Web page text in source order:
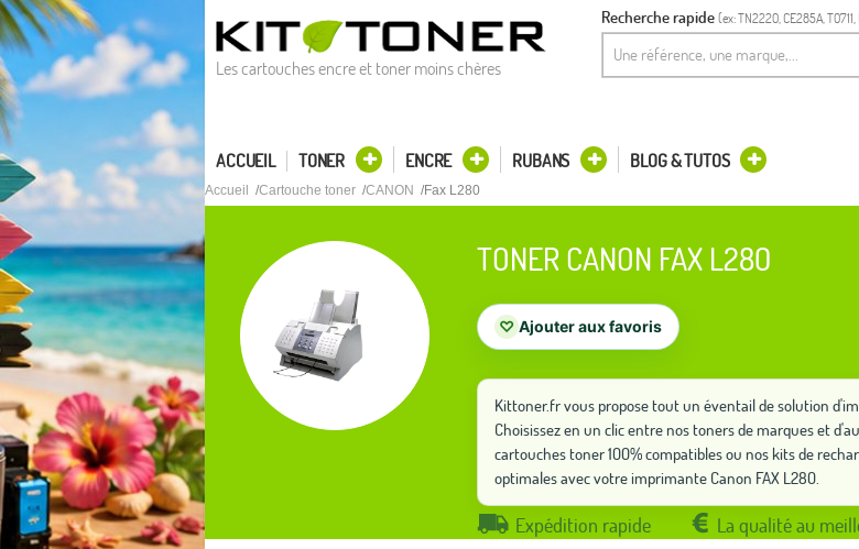
Les cartouches encre et toner moins chères
Recherche rapide (ex: TN2220, CE285A, T0711,
ACCUEIL TONER ENCRE RUBANS BLOG & TUTOS
Accueil Cartouche toner CANON Fax L280
TONER CANON FAX L280
♡ Ajouter aux favoris
Kittoner.fr vous propose tout un éventail de solution
Choisissez en un clic entre nos toners de marques et
cartouches toner 100% compatibles ou nos kits de
optimales avec votre imprimante Canon FAX L280.
Expédition rapide La qualité au